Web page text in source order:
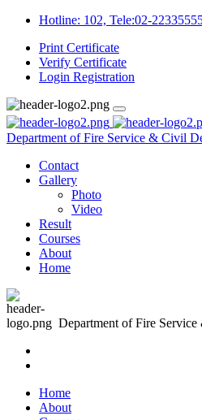
Hotline: 102, Tele:02-
Print Certificate
Verify Certificate
Login Registration
Department of Fire Service & Civil
Contact
Gallery
Photo
Video
Result
Courses
About
Home
Department of Fire
Home
About